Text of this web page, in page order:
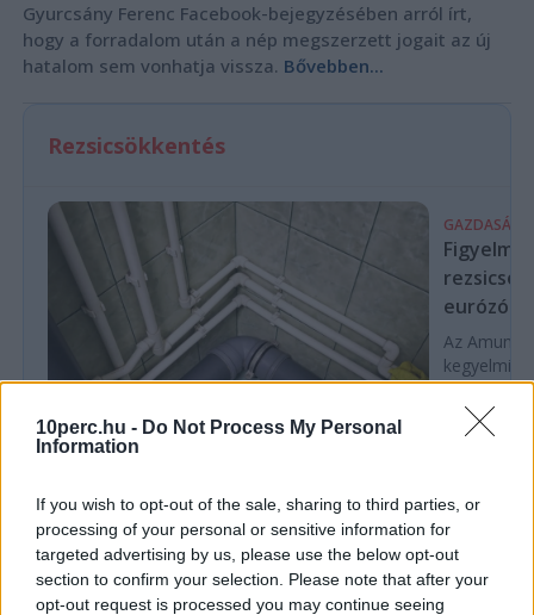
10perc.hu - Do Not Process My Personal
Information
If you wish to opt-out of the sale, sharing to third parties, or
processing of your personal or sensitive information for
targeted advertising by us, please use the below opt-out
section to confirm your selection. Please note that after your
opt-out request is processed you may continue seeing
Gyurcsány Ferenc Facebook-bejegyzésében arról írt,
hogy a forradalom után a nép megszerzett jogait az új
hatalom sem vonhatja vissza. Bővebben...
Rezsicsökkentés
BELFÖLD
Összeomlás szélén a víziközmű-rendszer:
A teljes éves bevételt a csövek
cseréjére kellene költeni
GAZDASÁG
Az Amundi
kegyelmi